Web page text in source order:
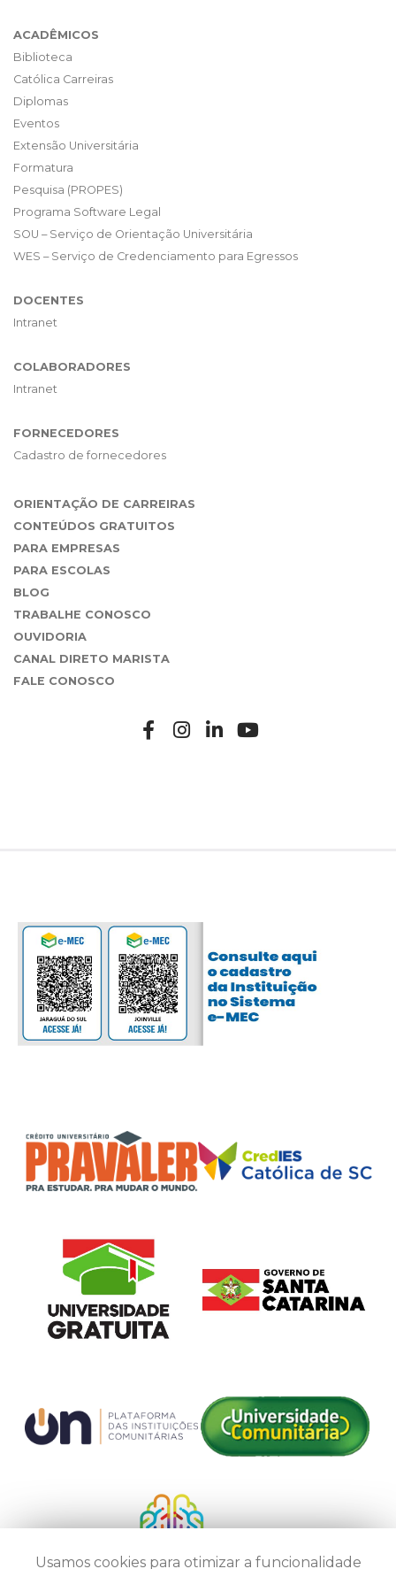
ACADÊMICOS
Biblioteca
Católica Carreiras
Diplomas
Eventos
Extensão Universitária
Formatura
Pesquisa (PROPES)
Programa Software Legal
SOU – Serviço de Orientação Universitária
WES – Serviço de Credenciamento para Egressos
DOCENTES
Intranet
COLABORADORES
Intranet
FORNECEDORES
Cadastro de fornecedores
ORIENTAÇÃO DE CARREIRAS
CONTEÚDOS GRATUITOS
PARA EMPRESAS
PARA ESCOLAS
BLOG
TRABALHE CONOSCO
OUVIDORIA
CANAL DIRETO MARISTA
FALE CONOSCO
Usamos cookies para otimizar a funcionalidade